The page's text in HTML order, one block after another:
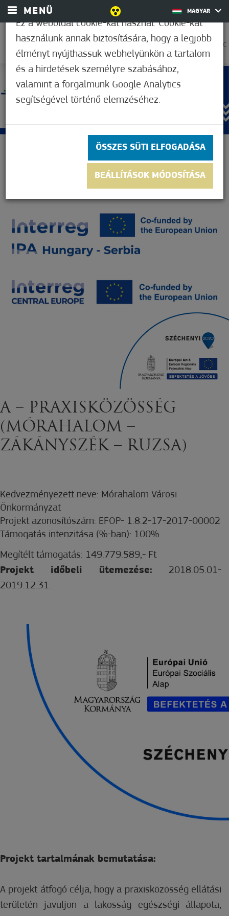
MENÜ MAGYAR
30,6°C
A – PRAXISKÖZÖSSÉG
(MÓRAHALOM –
ZÁKÁNYSZÉK – RUZSA)
Kedvezményezett neve: Mórahalom Városi
Önkormányzat
Projekt azonosítószám: EFOP- 1.8.2-17-2017-00002
Támogatás intenzitása (%-ban): 100%
Megítélt támogatás: 149.779.589,- Ft
Projekt időbeli ütemezése: 2018.05.01-
2019.12.31.
Projekt tartalmának bemutatása:
A projekt átfogó célja, hogy a praxisközösség ellátási
területén javuljon a lakosság egészségi állapota,
Ez a weboldal cookie-kat használ. Cookie-kat
használunk annak biztosítására, hogy a legjobb
élményt nyújthassuk webhelyünkön a tartalom
és a hirdetések személyre szabásához,
valamint a forgalmunk Google Analytics
segítségével történő elemzéséhez.
ÖSSZES SÜTI ELFOGADÁSA
BEÁLLÍTÁSOK MÓDOSÍTÁSA